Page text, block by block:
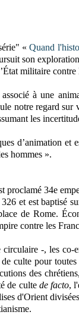
«Quand
son
militaire
à une
notre regard sur
les
d’animation
hommes ».
proclamé 34e
et est baptisé
de Rome.
contre les
-, les co-
culte pour
des
de culte de facto,
d'Orient